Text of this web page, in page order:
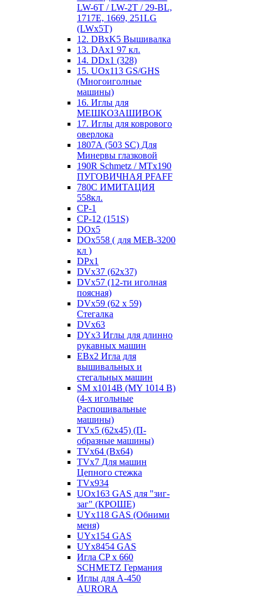
LW-6T / LW-2T / 29-BL,
1717E, 1669, 251LG
(LWx5T)
12. DBxK5 Вышивалка
13. DAx1 97 кл.
14. DDx1 (328)
15. UOx113 GS/GHS
(Многоиголные
машины)
16. Иглы для
МЕШКОЗАШИВОК
17. Иглы для коврового
оверлока
1807А (503 SC) Для
Минервы глазковой
190R Schmetz / MTx190
ПУГОВИЧНАЯ PFAFF
780С ИМИТАЦИЯ
558кл.
CP-1
CP-12 (151S)
DOx5
DOx558 ( для MEB-3200
кл )
DPx1
DVx37 (62x37)
DVx57 (12-ти иголная
поясная)
DVx59 (62 x 59)
Стегалка
DVx63
DYx3 Иглы для длинно
рукавных машин
EBx2 Игла для
вышивальных и
стегальных машин
SM x1014B (MY 1014 B)
(4-х игольные
Распошивальные
машины)
TVх5 (62х45) (П-
образные машины)
TVх64 (Вх64)
TVх7 Для машин
Цепного стежка
TVх934
UOx163 GAS для "зиг-
заг" (КРОШЕ)
UYx118 GAS (Обними
меня)
UYx154 GAS
UYx8454 GAS
Игла CP х 660
SCHMETZ Германия
Иглы для А-450
AURORA